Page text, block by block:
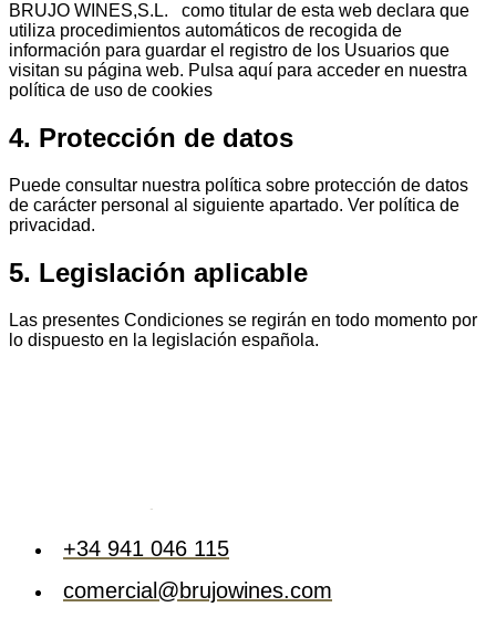
BRUJO WINES,S.L. como titular de esta web declara que
utiliza procedimientos automáticos de recogida de
información para guardar el registro de los Usuarios que
visitan su página web. Pulsa aquí para acceder en nuestra
política de uso de cookies
4. Protección de datos
Puede consultar nuestra política sobre protección de datos
de carácter personal al siguiente apartado. Ver política de
privacidad.
5. Legislación aplicable
Las presentes Condiciones se regirán en todo momento por
lo dispuesto en la legislación española.
+34 941 046 115
comercial@brujowines.com